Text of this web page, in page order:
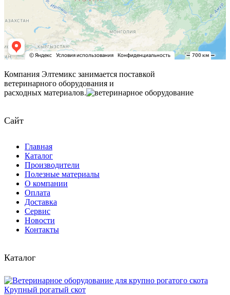
Компания Элтемикс занимается поставкой
ветеринарного оборудования и
расходных материалов.
Сайт
Главная
Каталог
Производители
Полезные материалы
О компании
Оплата
Доставка
Сервис
Новости
Контакты
Каталог
Крупный рогатый скот